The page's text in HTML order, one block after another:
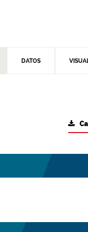
DATOS